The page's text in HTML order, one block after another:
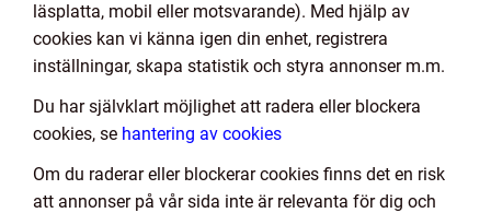
läsplatta, mobil eller motsvarande). Med hjälp av
cookies kan vi känna igen din enhet, registrera
inställningar, skapa statistik och styra annonser m.m.
Du har självklart möjlighet att radera eller blockera
cookies, se hantering av cookies
Om du raderar eller blockerar cookies finns det en risk
att annonser på vår sida inte är relevanta för dig och